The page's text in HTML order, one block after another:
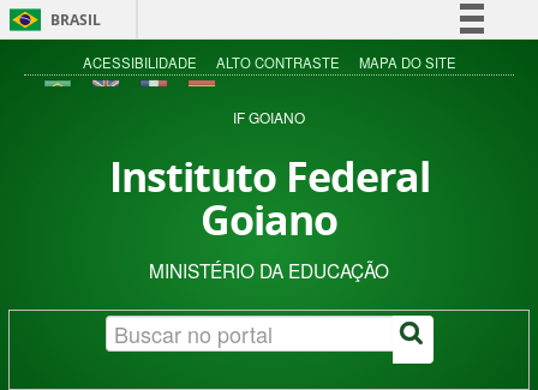
BRASIL
Simplifique!
Acesso à informação
ACESSIBILIDADE ALTO CONTRASTE MAPA DO SITE
IF GOIANO
Instituto Federal
Goiano
MINISTÉRIO DA EDUCAÇÃO